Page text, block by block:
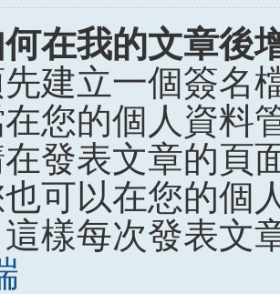
在我的文章後
建立一個簽名
您的個人資料
發表文章的頁
可以在您的個
樣每次發表文